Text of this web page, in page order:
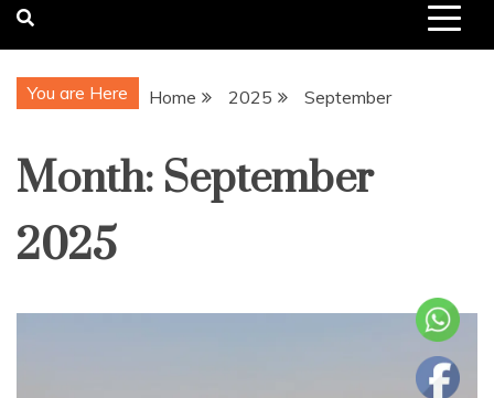
You are Here Home 2025 September
Month: September
2025